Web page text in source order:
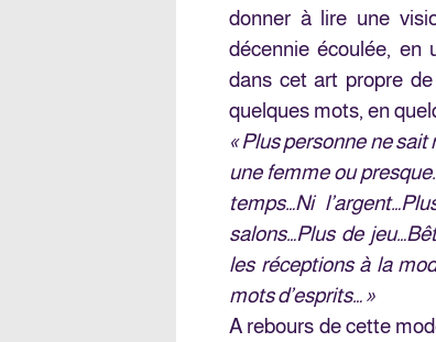
donner à lire une
décennie écoulée, en
dans cet art propre de
quelques mots, en
« Plus personne ne
une femme ou
temps…Ni
salons…Plus de
les réceptions à la
mots d’esprits… »
A rebours de cette